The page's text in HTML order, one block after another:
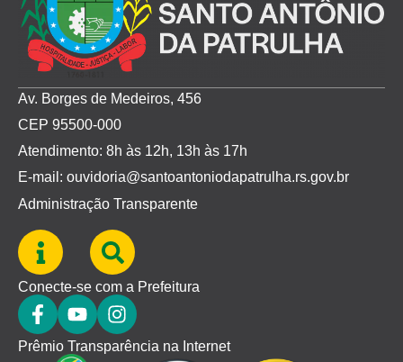
Av. Borges de Medeiros, 456
CEP 95500-000
Atendimento: 8h às 12h, 13h às 17h
E-mail: ouvidoria@santoantoniodapatrulha.rs.gov.br
Administração Transparente
Conecte-se com a Prefeitura
Prêmio Transparência na Internet